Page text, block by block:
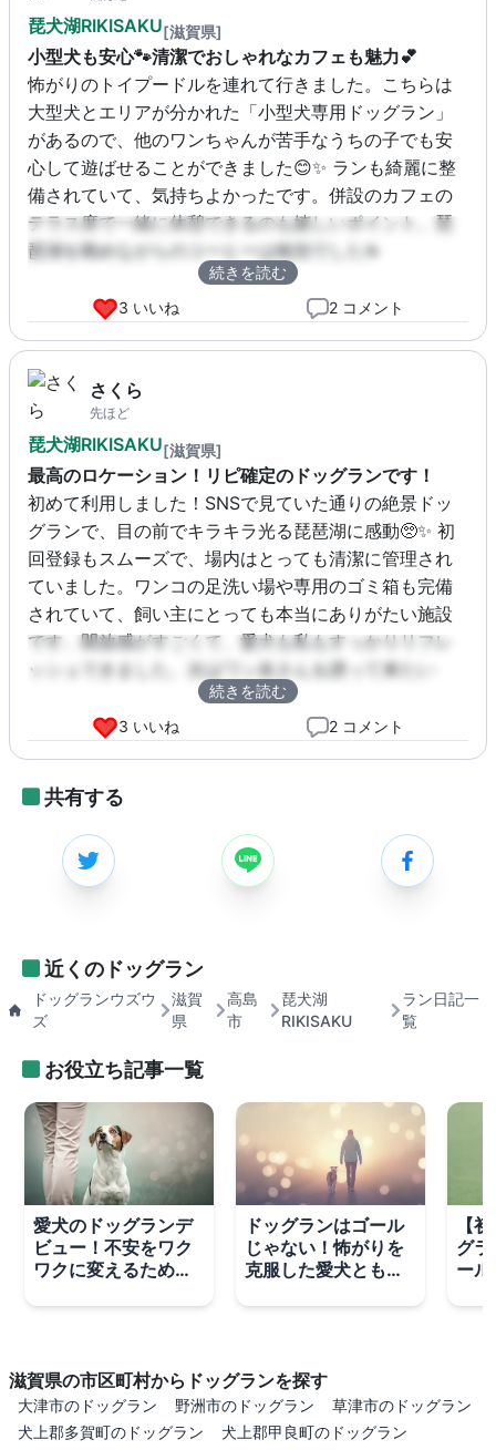
琵犬湖RIKISAKU[滋賀県]
小型犬も安心🐾清潔でおしゃれなカフェも魅力💕
怖がりのトイプードルを連れて行きました。こちらは
大型犬とエリアが分かれた「小型犬専用ドッグラン」
があるので、他のワンちゃんが苦手なうちの子でも安
心して遊ばせることができました😊✨ ランも綺麗に整
備されていて、気持ちよかったです。併設のカフェの
テラス席で一緒に休憩できるのも嬉しいポイント。琵
琶湖を眺めながらのコーヒーは格別でした☕️
続きを読む
3 いいね
2 コメント
さくら
先ほど
琵犬湖RIKISAKU[滋賀県]
最高のロケーション！リピ確定のドッグランです！
初めて利用しました！SNSで見ていた通りの絶景ドッ
グランで、目の前でキラキラ光る琵琶湖に感動🥺✨ 初
回登録もスムーズで、場内はとっても清潔に管理され
ていました。ワンコの足洗い場や専用のゴミ箱も完備
されていて、飼い主にとっても本当にありがたい施設
です。開放感がすごくて、愛犬も私もすっかりリフレ
ッシュできました。次はワン友さんを誘って来たい
続きを読む
3 いいね
2 コメント
共有する
近くのドッグラン
ドッグランウズウ
ズ
滋賀
県
高島
市
琵犬湖
RIKISAKU
ラン日記一
覧
お役立ち記事一覧
愛犬のドッグランデ
ビュー！不安をワク
ワクに変えるための
ドッグランはゴール
じゃない！怖がりを
克服した愛犬ともっ
テップ
【
グ
ー
完
滋賀県の市区町村からドッグランを探す
大津市のドッグラン 野洲市のドッグラン
草津市のドッグラン
犬上郡多賀町のドッグラン
犬上郡甲良町のドッグラン